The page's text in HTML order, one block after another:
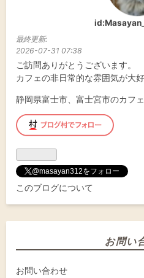
最終更新:
2026-07-31 07:38
ご訪問ありがとうございます。
カフェの非日常的な雰囲気が大
静岡県富士市、富士宮市のカフ
@masayan312をフォロー
このブログについて
お問い
お問い合わせ